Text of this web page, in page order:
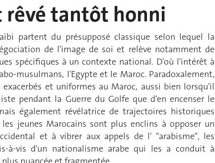
rêvé tantôt honni
partent du présupposé classique selon lequel la
de l'image de soi et relève notamment de
spécifiques à un contexte national. D'où l'intérêt à
musulmans, l'Egypte et le Maroc. Paradoxalement,
et uniformes au Maroc, aussi bien lorsqu'il
pendant la Guerre du Golfe que d'en encenser le
également révélatrice de trajectoires historiques
jeunes Marocains sont plus enclins à opposer un
et à vibrer aux appels de l' "arabisme", les
à-vis d'un nationalisme arabe qui les a conduit à